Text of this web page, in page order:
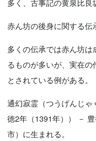
多く、古事記の黄泉比良
赤ん坊の後身に関する伝
多くの伝承では赤ん坊
るものが多いが、実在
とされている例がある。
通幻寂霊（つうげんじ
徳2年（1391年）） －
市）に生まれる。